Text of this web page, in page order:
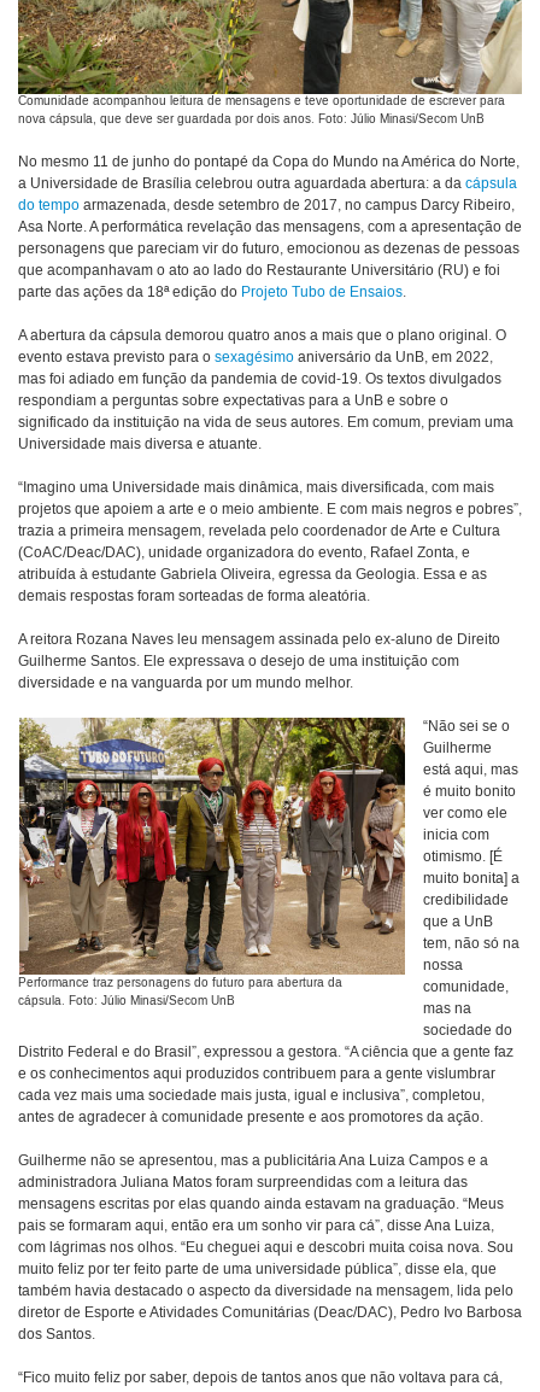
Comunidade acompanhou leitura de mensagens e teve oportunidade de escrever para
nova cápsula, que deve ser guardada por dois anos. Foto: Júlio Minasi/Secom UnB
No mesmo 11 de junho do pontapé da Copa do Mundo na América do Norte,
a Universidade de Brasília celebrou outra aguardada abertura: a da cápsula
do tempo armazenada, desde setembro de 2017, no campus Darcy Ribeiro,
Asa Norte. A performática revelação das mensagens, com a apresentação de
personagens que pareciam vir do futuro, emocionou as dezenas de pessoas
que acompanhavam o ato ao lado do Restaurante Universitário (RU) e foi
parte das ações da 18ª edição do Projeto Tubo de Ensaios.
A abertura da cápsula demorou quatro anos a mais que o plano original. O
evento estava previsto para o sexagésimo aniversário da UnB, em 2022,
mas foi adiado em função da pandemia de covid-19. Os textos divulgados
respondiam a perguntas sobre expectativas para a UnB e sobre o
significado da instituição na vida de seus autores. Em comum, previam uma
Universidade mais diversa e atuante.
“Imagino uma Universidade mais dinâmica, mais diversificada, com mais
projetos que apoiem a arte e o meio ambiente. E com mais negros e pobres”,
trazia a primeira mensagem, revelada pelo coordenador de Arte e Cultura
(CoAC/Deac/DAC), unidade organizadora do evento, Rafael Zonta, e
atribuída à estudante Gabriela Oliveira, egressa da Geologia. Essa e as
demais respostas foram sorteadas de forma aleatória.
A reitora Rozana Naves leu mensagem assinada pelo ex-aluno de Direito
Guilherme Santos. Ele expressava o desejo de uma instituição com
diversidade e na vanguarda por um mundo melhor.
Performance traz personagens do futuro para abertura da
cápsula. Foto: Júlio Minasi/Secom UnB
“Não sei se o
Guilherme
está aqui, mas
é muito bonito
ver como ele
inicia com
otimismo. [É
muito bonita] a
credibilidade
que a UnB
tem, não só na
nossa
comunidade,
mas na
sociedade do
Distrito Federal e do Brasil”, expressou a gestora. “A ciência que a gente faz
e os conhecimentos aqui produzidos contribuem para a gente vislumbrar
cada vez mais uma sociedade mais justa, igual e inclusiva”, completou,
antes de agradecer à comunidade presente e aos promotores da ação.
Guilherme não se apresentou, mas a publicitária Ana Luiza Campos e a
administradora Juliana Matos foram surpreendidas com a leitura das
mensagens escritas por elas quando ainda estavam na graduação. “Meus
pais se formaram aqui, então era um sonho vir para cá”, disse Ana Luiza,
com lágrimas nos olhos. “Eu cheguei aqui e descobri muita coisa nova. Sou
muito feliz por ter feito parte de uma universidade pública”, disse ela, que
também havia destacado o aspecto da diversidade na mensagem, lida pelo
diretor de Esporte e Atividades Comunitárias (Deac/DAC), Pedro Ivo Barbosa
dos Santos.
“Fico muito feliz por saber, depois de tantos anos que não voltava para cá,